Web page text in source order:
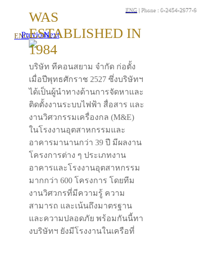
ENG | Phone : 0-2454-2977-9
ENGPreviousNext
WAS
ESTABLISHED IN
1984
บริษัท ทีคอนสยาม จำกัด ก่อตั้ง
เมื่อปีพุทธศักราช 2527 ซึ่งบริษัทฯ
ได้เป็นผู้นำทางด้านการจัดหาและ
ติดตั้งงานระบบไฟฟ้า สื่อสาร และ
งานวิศวกรรมเครื่องกล (M&E)
ในโรงงานอุตสาหกรรมและ
อาคารมานานกว่า 39 ปี มีผลงาน
โครงการต่าง ๆ ประเภทงาน
อาคารและโรงงานอุตสาหกรรม
มากกว่า 600 โครงการ โดยทีม
งานวิศวกรที่มีความรู้ ความ
สามารถ และเน้นถึงมาตรฐาน
และความปลอดภัย พร้อมกันนี้ทา
งบริษัทฯ ยังมีโรงงานในเครือที่